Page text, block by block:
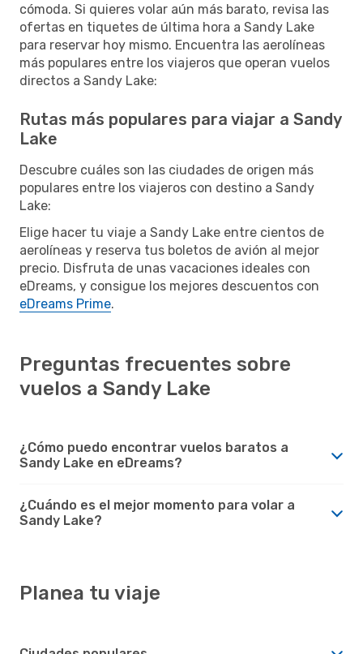
cómoda. Si quieres volar aún más barato, revisa las
ofertas en tiquetes de última hora a Sandy Lake
para reservar hoy mismo. Encuentra las aerolíneas
más populares entre los viajeros que operan vuelos
directos a Sandy Lake:
Rutas más populares para viajar a Sandy
Lake
Descubre cuáles son las ciudades de origen más
populares entre los viajeros con destino a Sandy
Lake:
Elige hacer tu viaje a Sandy Lake entre cientos de
aerolíneas y reserva tus boletos de avión al mejor
precio. Disfruta de unas vacaciones ideales con
eDreams, y consigue los mejores descuentos con
eDreams Prime.
Preguntas frecuentes sobre
vuelos a Sandy Lake
¿Cómo puedo encontrar vuelos baratos a
Sandy Lake en eDreams?
¿Cuándo es el mejor momento para volar a
Sandy Lake?
Planea tu viaje